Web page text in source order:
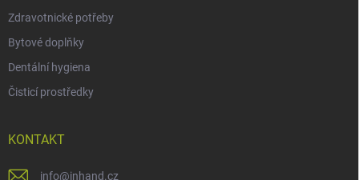
Zdravotnické potřeby
Bytové doplňky
Dentální hygiena
Čisticí prostředky
KONTAKT
info@inhand.cz